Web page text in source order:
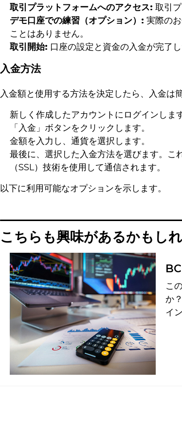
取引プラットフォームへのアクセス: 取引
デモ口座での練習（オプション）: 実際の
ことはありません。
取引開始: 口座の設定と資金の入金が完了
入金方法
入金額と使用する方法を決定したら、入金は
新しく作成したアカウントにログインします
「入金」ボタンをクリックします。
金額を入力し、通貨を選択します。
最後に、選択した入金方法を選びます。こ
（SSL）技術を使用して通信されます。
以下に利用可能なオプションを示します。
こちらも興味があるかもし
こ
か
イ